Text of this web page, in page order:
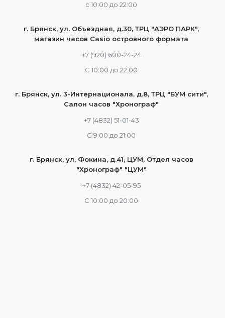
c 10:00 до 22:00
г. Брянск, ул. Объездная, д.30, ТРЦ "АЭРО ПАРК",
магазин часов Casio островного формата
+7 (920) 600-24-24
С 10:00 до 22:00
г. Брянск, ул. 3-Интернационала, д.8, ТРЦ "БУМ сити",
Салон часов "Хронограф"
+7 (4832) 51-01-43
С 9:00 до 21:00
г. Брянск, ул. Фокина, д.41, ЦУМ, Отдел часов
"Хронограф" "ЦУМ"
+7 (4832) 42-05-95
С 10:00 до 20:00